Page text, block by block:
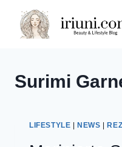
Inhalt
springen
Surimi
LIFESTYLE NEWS